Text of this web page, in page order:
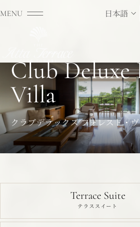
ンツに
進む
MENU 日本語
Club Deluxe
Villa
クラブデラックス フォレスト・
Terrace Suite
テラススイート